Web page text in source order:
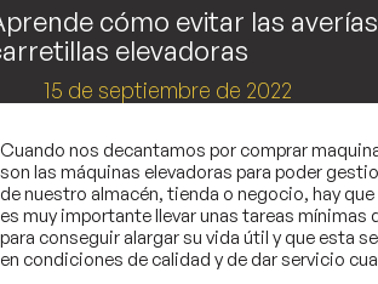
cómo evitar las
elevadoras
15 de septiembre de 2022
Cuando nos decantamos por comprar
son las máquinas elevadoras para poder
de nuestro almacén, tienda o negocio, hay
es muy importante llevar unas tareas mínimas
para conseguir alargar su vida útil y que esta
en condiciones de calidad y de dar servicio